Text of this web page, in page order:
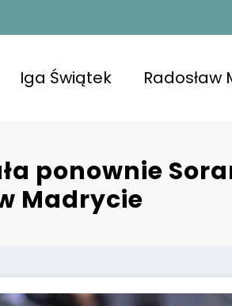
Iga Świątek Radosław
ponownie
Madrycie